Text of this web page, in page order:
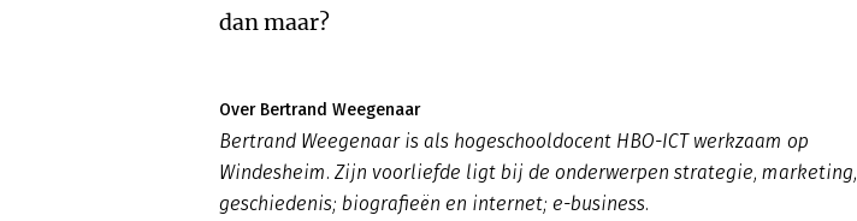
dan maar?
Over Bertrand Weegenaar
Bertrand Weegenaar is als hogeschooldocent HBO-ICT werkzaam op
Windesheim. Zijn voorliefde ligt bij de onderwerpen strategie, marketing,
geschiedenis; biografieën en internet; e-business.